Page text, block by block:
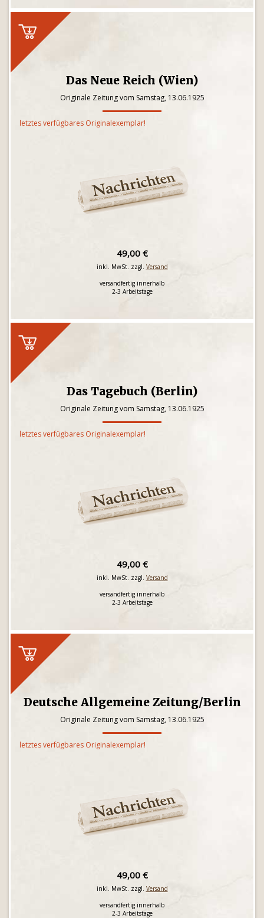
Das Neue Reich (Wien)
Originale Zeitung vom Samstag, 13.06.1925
letztes verfügbares Originalexemplar!
49,00 €
inkl. MwSt. zzgl. Versand
versandfertig innerhalb
2-3 Arbeitstage
Das Tagebuch (Berlin)
Originale Zeitung vom Samstag, 13.06.1925
letztes verfügbares Originalexemplar!
49,00 €
inkl. MwSt. zzgl. Versand
versandfertig innerhalb
2-3 Arbeitstage
Deutsche Allgemeine Zeitung/Berlin
Originale Zeitung vom Samstag, 13.06.1925
letztes verfügbares Originalexemplar!
49,00 €
inkl. MwSt. zzgl. Versand
versandfertig innerhalb
2-3 Arbeitstage